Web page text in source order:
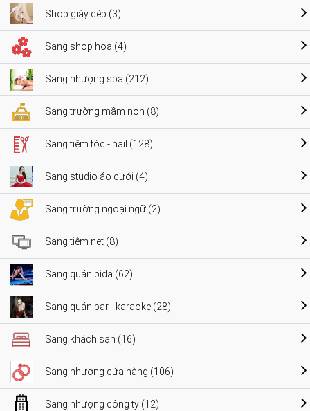
Shop giày dép (3)
Sang shop hoa (4)
Sang nhượng spa (212)
Sang trường mầm non (8)
Sang tiệm tóc - nail (128)
Sang studio áo cưới (4)
Sang trường ngoại ngữ (2)
Sang tiệm net (8)
Sang quán bida (62)
Sang quán bar - karaoke (28)
Sang khách sạn (16)
Sang nhượng cửa hàng (106)
Sang nhượng công ty (12)